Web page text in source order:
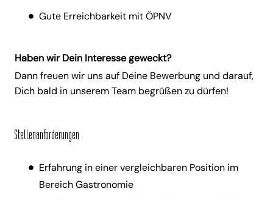
Gute Erreichbarkeit mit ÖPNV
Haben wir Dein Interesse geweckt?
Dann freuen wir uns auf Deine Bewerbung und darauf,
Dich bald in unserem Team begrüßen zu dürfen!
Stellenanforderungen
Erfahrung in einer vergleichbaren Position im
Bereich Gastronomie